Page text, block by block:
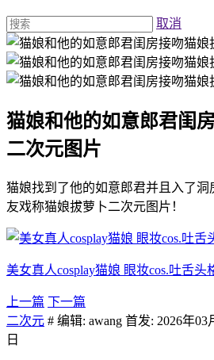
取消
猫娘和他的如意郎君闺
二次元图片
猫娘找到了他的如意郎君并且入了洞
友戏称猫娘拔萝卜二次元图片！
美女真人cosplay猫娘 眼妆cos.吐舌头
上一篇 下一篇
二次元 # 编辑: awang 首发: 2026年03
日